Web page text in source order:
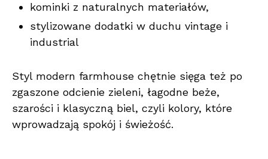
kominki z naturalnych materiałów,
stylizowane dodatki w duchu vintage i
industrial
Styl modern farmhouse chętnie sięga też po
zgaszone odcienie zieleni, łagodne beże,
szarości i klasyczną biel, czyli kolory, które
wprowadzają spokój i świeżość.